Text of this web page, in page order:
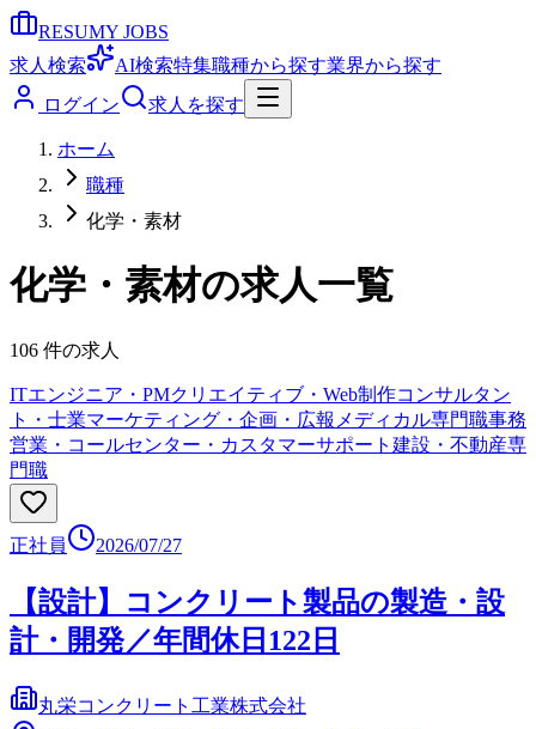
RESUMY JOBS
求人検索
AI検索特集職種から探す業界から探す
ログイン
求人を探す
ホーム
職種
化学・素材
化学・素材の求人一覧
106 件の求人
ITエンジニア・PMクリエイティブ・Web制作コンサルタン
ト・士業マーケティング・企画・広報 メディカル専門職事務
営業・コールセンター・カスタマーサポート 建設・不動産専
門職
正社員 2026/07/27
【設計】コンクリート製品の製造・設
計・開発／年間休日122日
丸栄コンクリート工業株式会社